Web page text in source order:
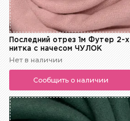
Последний отрез 1м Футер 2-х
нитка с начесом ЧУЛОК
Нет в наличии
Сообщить о наличии